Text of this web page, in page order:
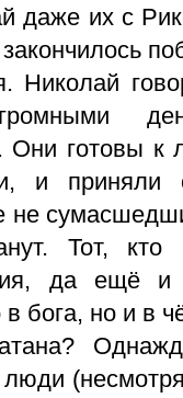
даже их с
Николай
Они готовы
приняли
не
Тот,
да ещё
бога, но и в